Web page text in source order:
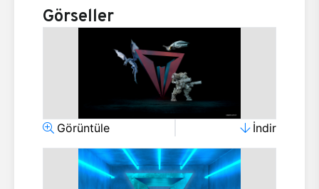
Görseller
Görüntüle İndir